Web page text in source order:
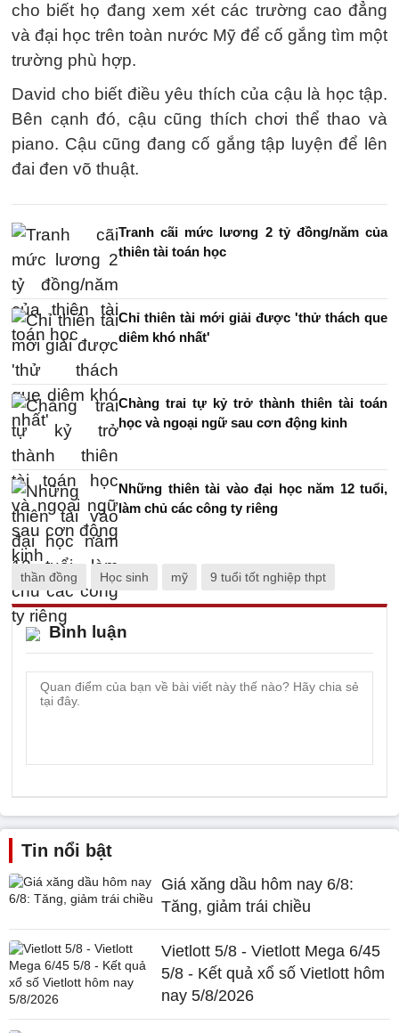
cho biết họ đang xem xét các trường cao đẳng
và đại học trên toàn nước Mỹ để cố gắng tìm một
trường phù hợp.
David cho biết điều yêu thích của cậu là học tập.
Bên cạnh đó, cậu cũng thích chơi thể thao và
piano. Cậu cũng đang cố gắng tập luyện để lên
đai đen võ thuật.
Tranh cãi mức lương 2 tỷ đồng/năm của
thiên tài toán học
Chỉ thiên tài mới giải được 'thử thách que
diêm khó nhất'
Chàng trai tự kỷ trở thành thiên tài toán
học và ngoại ngữ sau cơn động kinh
Những thiên tài vào đại học năm 12 tuổi,
làm chủ các công ty riêng
thần đồng Học sinh mỹ 9 tuổi tốt nghiệp thpt
Bình luận
Tin nổi bật
Giá xăng dầu hôm nay 6/8:
Tăng, giảm trái chiều
Vietlott 5/8 - Vietlott Mega 6/45
5/8 - Kết quả xổ số Vietlott hôm
nay 5/8/2026